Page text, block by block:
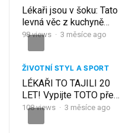
Lékaři jsou v šoku: Tato
levná věc z kuchyně
vyčistí játra za 7 dní (a
98views · 3 měsíce ago
ŽIVOTNÍ STYL A SPORT
LÉKAŘI TO TAJILI 20
LET! Vypijte TOTO před
spaním a vaše játra se
108views · 3 měsíce ago